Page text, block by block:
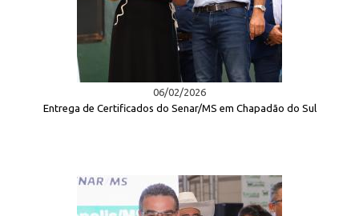
06/02/2026
Entrega de Certificados do Senar/MS em Chapadão do Sul